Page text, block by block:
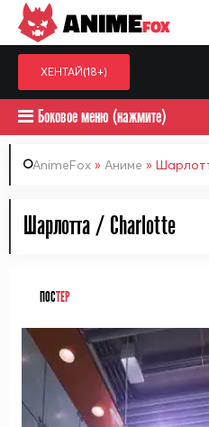
Выберите одну
ANIMEFOX
ХЕНТАЙ(18+)
Боковое меню (нажмите)
AnimeFox » Аниме »
Шарлотта / Charlotte
ПОСТЕР